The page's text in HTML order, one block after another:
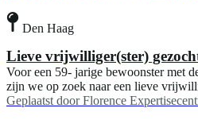
Den Haag
Lieve vrijwilliger(ster)
Voor een 59- jarige bewoonster met
zijn we op zoek naar een lieve
Geplaatst door Florence